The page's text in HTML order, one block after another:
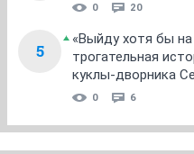
0 20
5
«Выйду хотя бы
трогательная
куклы-дворника
0 6